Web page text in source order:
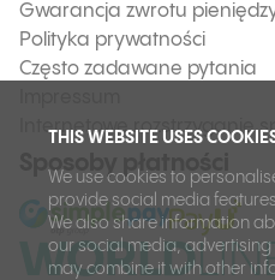
THIS WEBSITE USES
We use cookies to
provide social media
We also share information
our social media,
may combine it with other
Gwarancja zwrotu
Polityka prywatności
Często zadawane pytania
Internetowe rozstrzyganie
Sposoby płatności